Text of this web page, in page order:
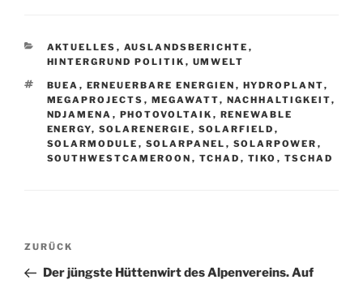
o
o
k
e
r
d
I
n
A
p
p
n
KATEGORIEN
AKTUELLES , AUSLANDSBERICHTE ,
HINTERGRUND POLITIK , UMWELT
SCHLAGWÖRTER
BUEA , ERNEUERBARE ENERGIEN , HYDROPLANT,
MEGAPROJECTS , MEGAWATT, NACHHALTIGKEIT,
NDJAMENA , PHOTOVOLTAIK , RENEWABLE
ENERGY, SOLARENERGIE , SOLARFIELD ,
SOLARMODULE , SOLARPANEL , SOLARPOWER ,
SOUTHWESTCAMEROON , TCHAD , TIKO , TSCHAD
Beitragsnavigation
Vorheriger
Beitrag
ZURÜCK
Der jüngste Hüttenwirt des Alpenvereins. Auf